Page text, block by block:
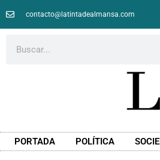
contacto@latintadealmansa.com
PORTADA POLÍTICA